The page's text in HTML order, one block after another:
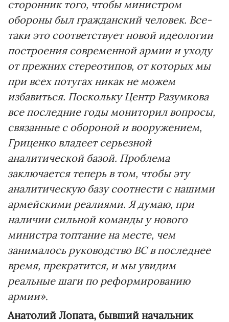
сторонник того, чтобы министром
обороны был гражданский человек. Все-
таки это соответствует новой идеологии
построения современной армии и уходу
от прежних стереотипов, от которых мы
при всех потугах никак не можем
избавиться. Поскольку Центр Разумкова
все последние годы мониторил вопросы,
связанные с обороной и вооружением,
Гриценко владеет серьезной
аналитической базой. Проблема
заключается теперь в том, чтобы эту
аналитическую базу соотнести с нашими
армейскими реалиями. Я думаю, при
наличии сильной команды у нового
министра топтание на месте, чем
занималось руководство ВС в последнее
время, прекратится, и мы увидим
реальные шаги по реформированию
армии».
Анатолий Лопата, бывший начальник